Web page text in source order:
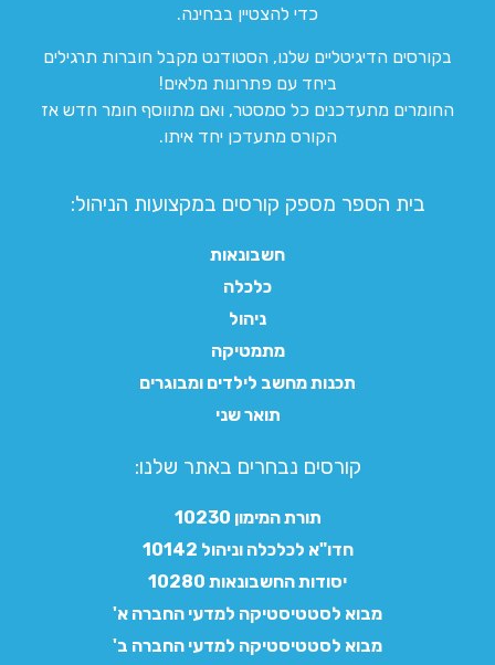
כדי להצטיין בבחינה.
בקורסים הדיגיטליים שלנו, הסטודנט מקבל חוברות תרגילים
ביחד עם פתרונות מלאים!
החומרים מתעדכנים כל סמסטר, ואם מתווסף חומר חדש אז
הקורס מתעדכן יחד איתו.
בית הספר מספק קורסים במקצועות הניהול:
חשבונאות
כלכלה
ניהול
מתמטיקה
תכנות מחשב לילדים ומבוגרים
תואר שני
קורסים נבחרים באתר שלנו:​
תורת המימון 10230
חדו"א לכלכלה וניהול 10142
יסודות החשבונאות 10280
מבוא לסטטיסטיקה למדעי החברה א'
מבוא לסטטיסטיקה למדעי החברה ב'